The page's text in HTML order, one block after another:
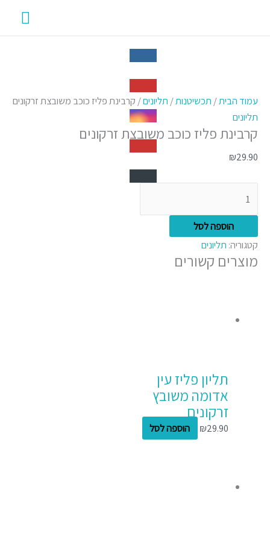
עמוד הבית/ תכשיטנות/ תליונים/ קרבינת פליז כוכב משובצת זרקונים
תליונים
קרבינת פליז כוכב משובצת זרקונים
₪29.90
של
קרבינת
פליז
משובצת
זרקונים
הוספה לסל
קטגוריה: תליונים
מוצרים קשורים
תליון פליז עין
אדומה משובץ
זרקונים
₪29.90 הוספה לסל